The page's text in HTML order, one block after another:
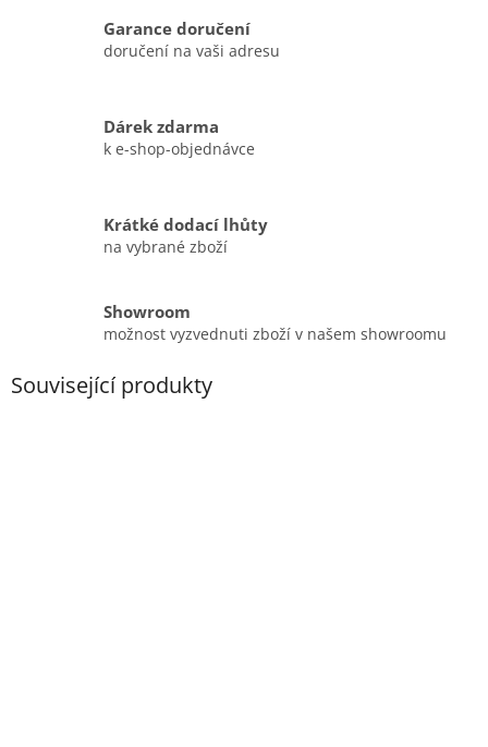
Garance doručení
doručení na vaši adresu
Dárek zdarma
k e-shop-objednávce
Krátké dodací lhůty
na vybrané zboží
Showroom
možnost vyzvednuti zboží v našem showroomu
Související produkty